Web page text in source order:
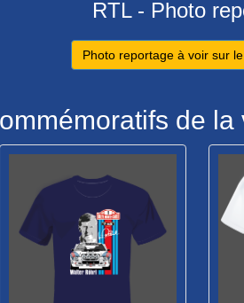
RTL - Photo
Photo reportage à voir sur le
de